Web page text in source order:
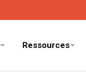
Ressources